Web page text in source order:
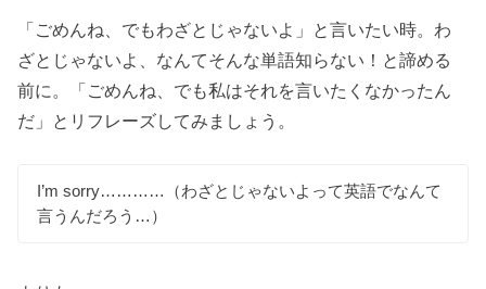
「ごめんね、でもわざとじゃないよ」と言いたい時。わ
ざとじゃないよ、なんてそんな単語知らない！と諦める
前に。「ごめんね、でも私はそれを言いたくなかったん
だ」とリフレーズしてみましょう。
I’m sorry…………（わざとじゃないよって英語でなんて
言うんだろう…）